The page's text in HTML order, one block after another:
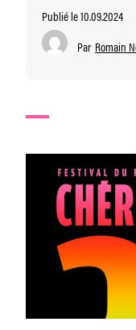
Publié le 10.09.2024
Par Romain